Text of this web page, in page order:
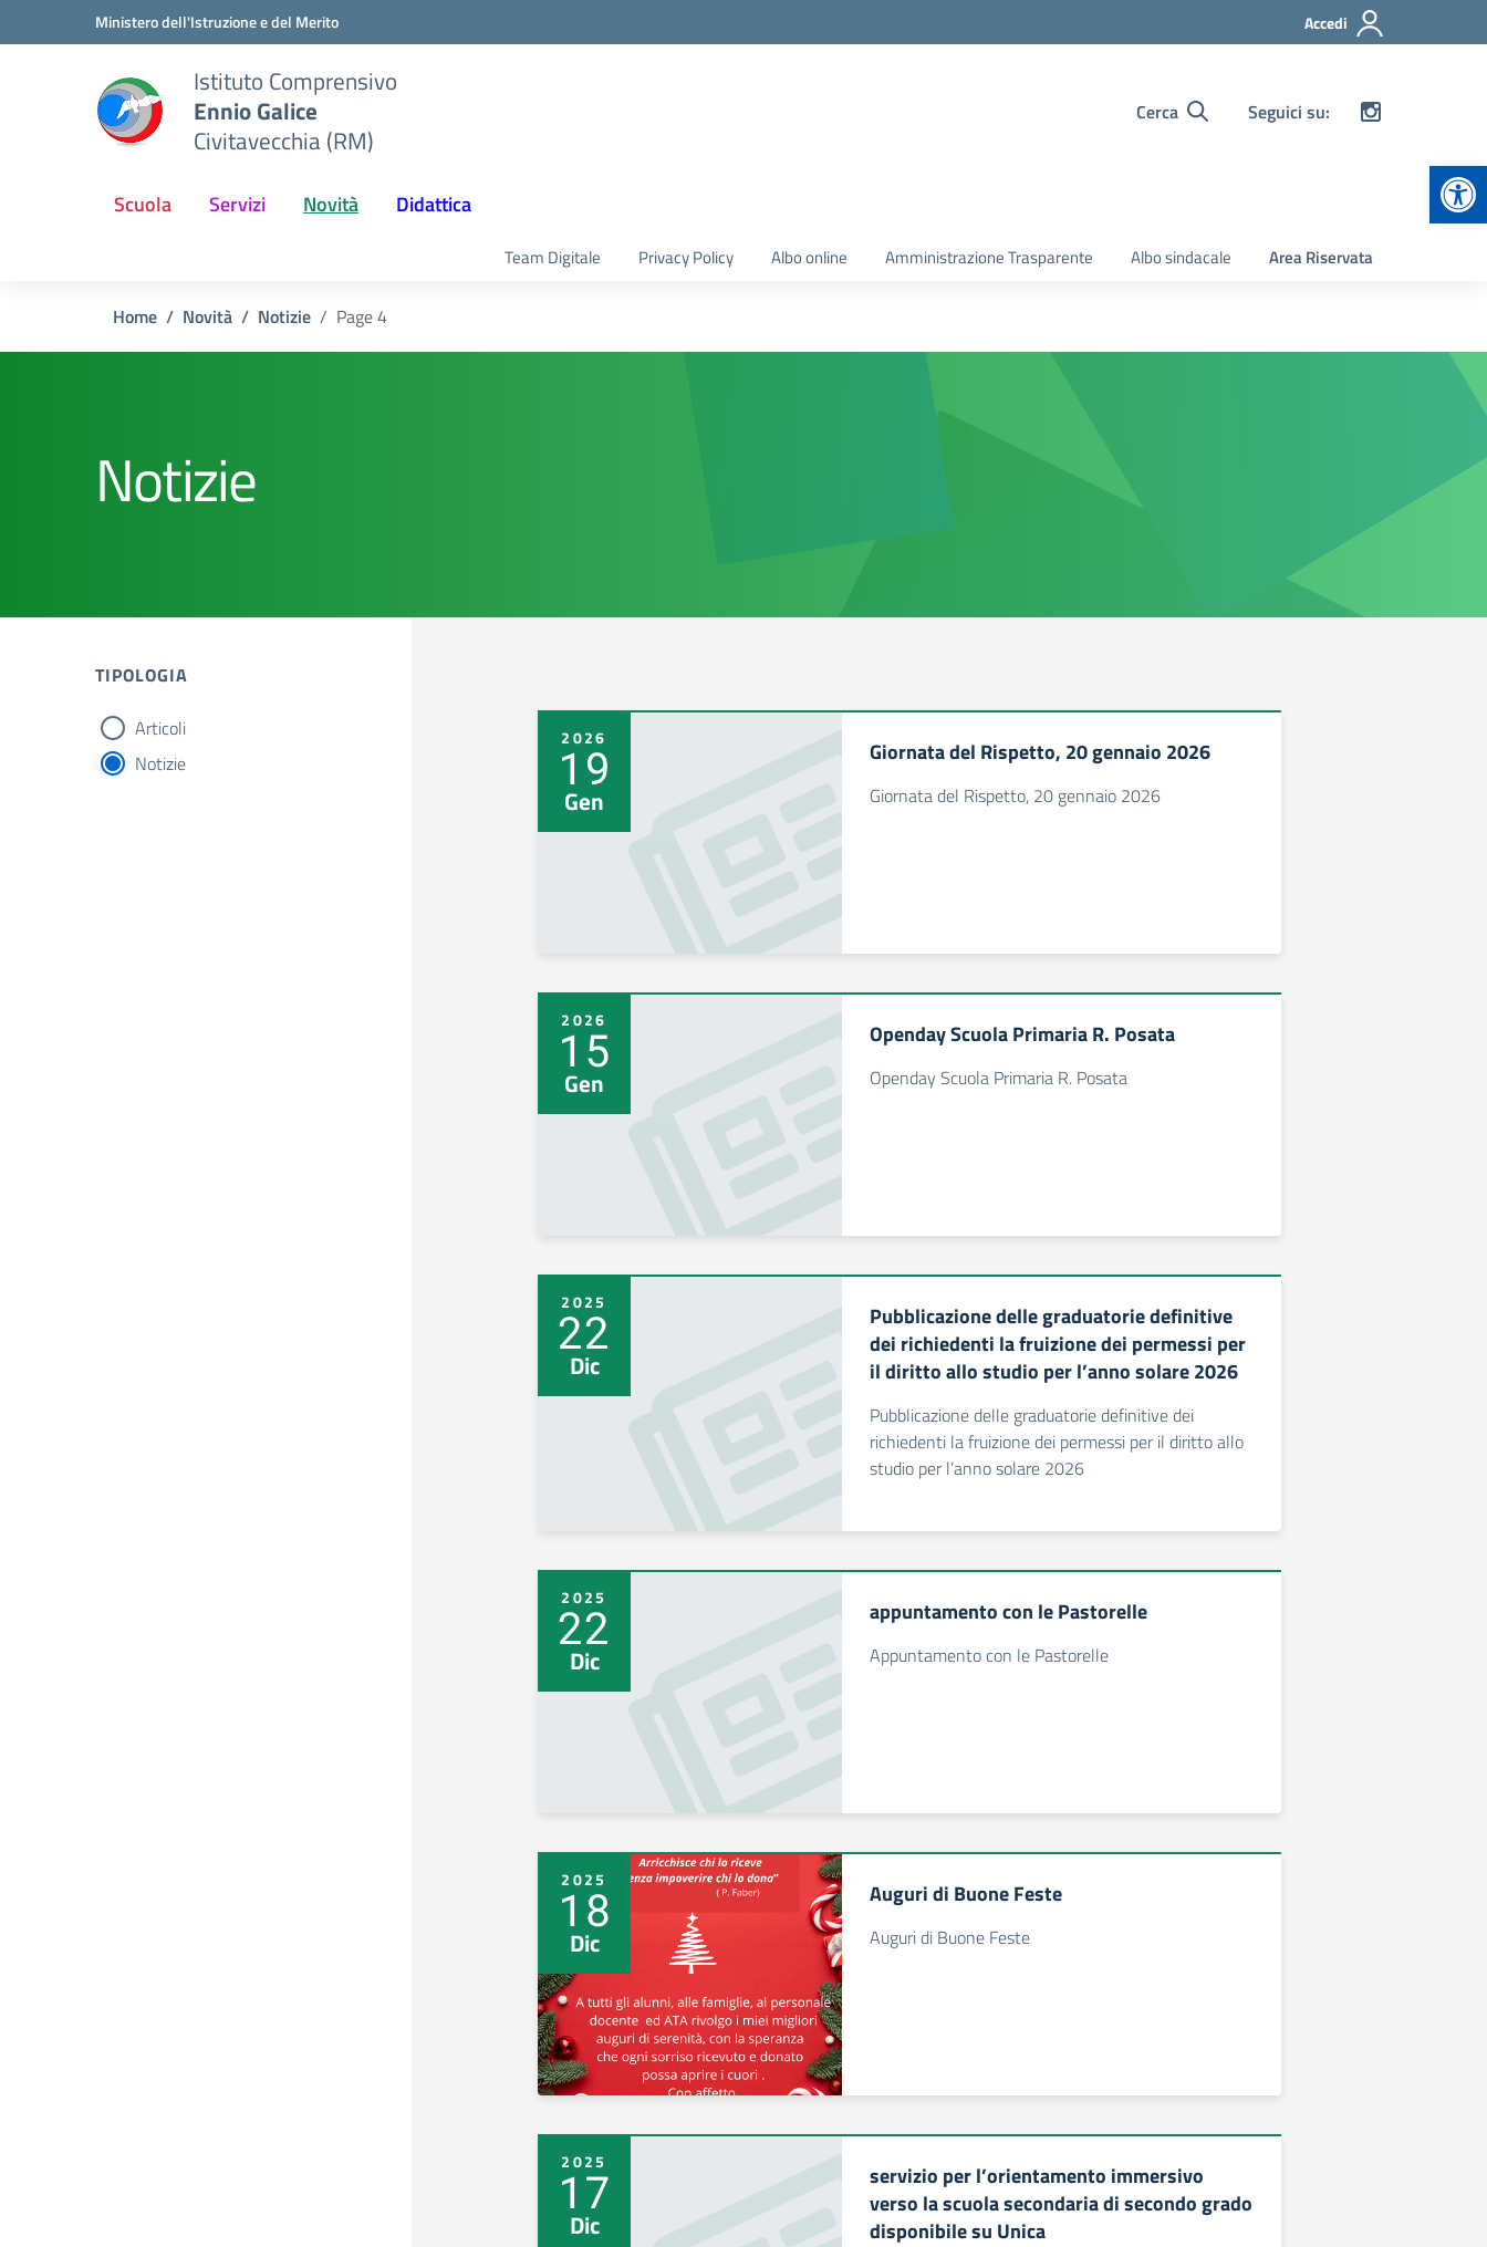
Vai ai contenuti
Vai al menu di navigazioneMinistero dell'Istruzione e del Merito Accedi
Istituto Comprensivo
Ennio Galice
Civitavecchia (RM)
Cerca Seguici su:
Scuola Servizi Novità Didattica
Team Digitale Privacy Policy Albo online Amministrazione Trasparente Albo sindacale Area Riservata
Home Novità Notizie Page 4
Notizie
TIPOLOGIA
tipologia di articoli
Articoli
Notizie
2026
19
Gen
Giornata del Rispetto, 20 gennaio 2026
Giornata del Rispetto, 20 gennaio 2026
2026
15
Gen
Openday Scuola Primaria R. Posata
Openday Scuola Primaria R. Posata
2025
22
Dic
Pubblicazione delle graduatorie definitive
dei richiedenti la fruizione dei permessi per
il diritto allo studio per l’anno solare 2026
Pubblicazione delle graduatorie definitive dei
richiedenti la fruizione dei permessi per il diritto allo
studio per l’anno solare 2026
2025
22
Dic
appuntamento con le Pastorelle
Appuntamento con le Pastorelle
2025
18
Dic
Auguri di Buone Feste
Auguri di Buone Feste
2025
17
Dic
servizio per l’orientamento immersivo
verso la scuola secondaria di secondo grado
disponibile su Unica